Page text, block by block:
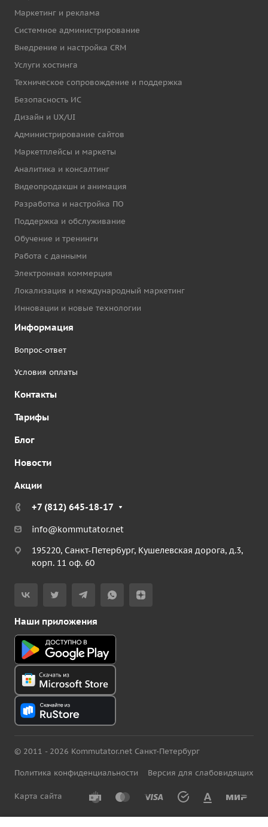
Маркетинг и реклама
Системное администрирование
Внедрение и настройка CRM
Услуги хостинга
Техническое сопровождение и поддержка
Безопасность ИС
Дизайн и UX/UI
Администрирование сайтов
Маркетплейсы и маркеты
Аналитика и консалтинг
Видеопродакшн и анимация
Разработка и настройка ПО
Поддержка и обслуживание
Обучение и тренинги
Работа с данными
Электронная коммерция
Локализация и международный маркетинг
Инновации и новые технологии
Информация
Вопрос-ответ
Условия оплаты
Контакты
Тарифы
Блог
Новости
Акции
+7 (812) 645-18-17
info@kommutator.net
195220, Санкт-Петербург, Кушелевская дорога, д.3,
корп. 11 оф. 60
Наши приложения
© 2011 - 2026 Kommutator.net Санкт-Петербург
Политика конфиденциальности Версия для слабовидящих
Карта сайта